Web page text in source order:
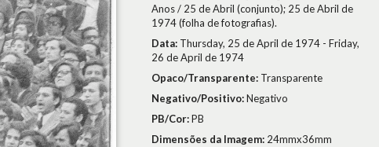
Anos / 25 de Abril (conjunto); 25 de Abril de
1974 (folha de fotografias).
Data: Thursday, 25 de April de 1974 - Friday,
26 de April de 1974
Opaco/Transparente: Transparente
Negativo/Positivo:Negativo
PB/Cor:PB
Dimensões da Imagem: 24mmx36mm